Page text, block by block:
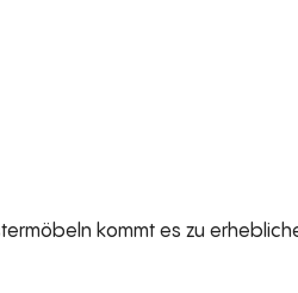
kommt es zu